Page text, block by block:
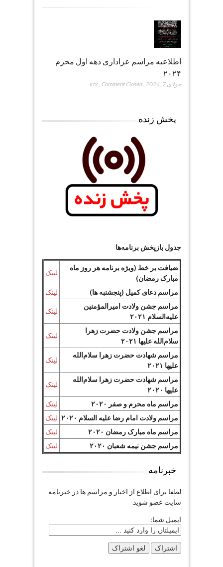
اطلاعیه مراسم عزاداری دهه اول محرم
۲۰۲۴
جولای 7, 2024 ,
ircc, Comment Closed
پخش زنده
جدول بازپخش برنامه‌ها
ضیافت بر خط (ویژه برنامه هر روز ماه
مبارک رمضان)
لینک
مراسم دعای کمیل (پنجشنبه ها)
لینک
مراسم جشن ولادت امیرالمؤمنین
علیه‌السلام ۲۰۲۱
لینک
مراسم جشن ولادت حضرت زهرا
سلام‌الله علیها ۲۰۲۱
لینک
مراسم شهادت حضرت زهرا سلام‌الله
علیها ۲۰۲۱
لینک
مراسم شهادت حضرت زهرا سلام‌الله
علیها ۲۰۲۰
لینک
مراسم ماه محرم و صفر ۲۰۲۰
لینک
مراسم ولادت امام رضا علیه السلام ۲۰۲۰
لینک
مراسم ماه مبارک رمضان ۲۰۲۰
لینک
مراسم جشن نیمه شعبان ۲۰۲۰
لینک
خبرنامه
لطفا برای اطلاع از اخبار و مراسم ها در خبرنامه
سایت عضو شوید
ایمیل شما: